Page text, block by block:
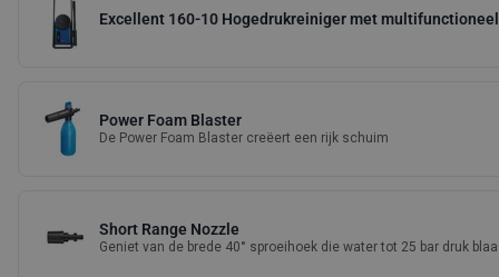
Excellent 160-10 Hogedrukreiniger met
Power Foam Blaster
De Power Foam Blaster creëert een rijk schuim
Short Range Nozzle
Geniet van de brede 40° sproeihoek die water tot 25 bar druk